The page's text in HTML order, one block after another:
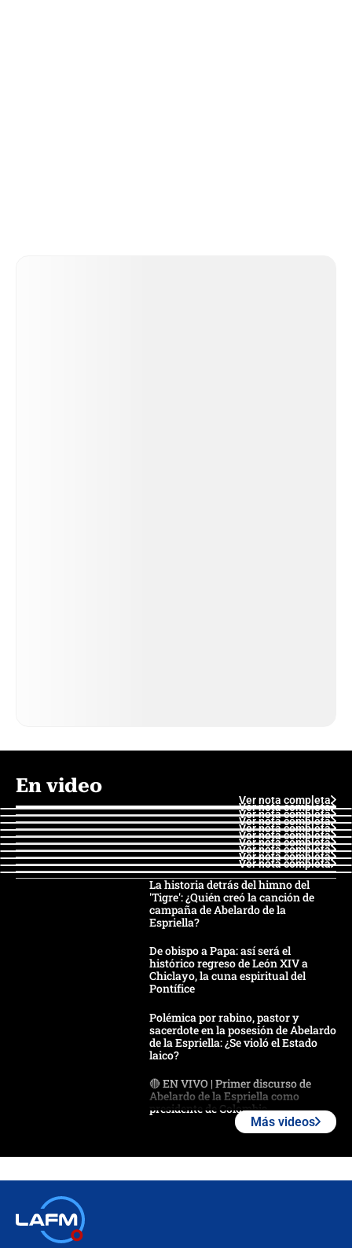
En video
Ver nota completa
Ver nota completa
Ver nota completa
Ver nota completa
Ver nota completa
Ver nota completa
Ver nota completa
Ver nota completa
Ver nota completa
Ver nota completa
La historia detrás del himno del
'Tigre': ¿Quién creó la canción de
campaña de Abelardo de la
Espriella?
De obispo a Papa: así será el
histórico regreso de León XIV a
Chiclayo, la cuna espiritual del
Pontífice
Polémica por rabino, pastor y
sacerdote en la posesión de Abelardo
de la Espriella: ¿Se violó el Estado
laico?
🔴 EN VIVO | Primer discurso de
Abelardo de la Espriella como
presidente de Colombia
Más videos